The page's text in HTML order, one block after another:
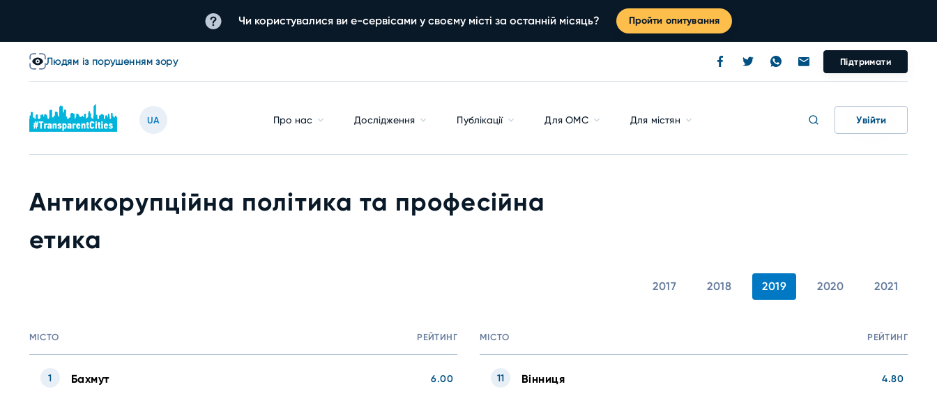
Чи користувалися ви е-сервісами у своєму місті за останній місяць? Пройти опитування
Людям із порушенням зору Підтримати
UA Про нас Дослідження Публікації Для ОМС Для містян Увійти
Антикорупційна політика та професійна
етика
2017 2018 2019 2020 2021
МІСТО РЕЙТИНГ
Бахмут 6.00
1
МІСТО РЕЙТИНГ
Вінниця 4.80
11